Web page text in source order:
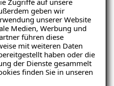
Zugriffe auf unsere
geben wir
unserer Website
Medien, Werbung und
führen diese
mit weiteren Daten
haben oder die
der Dienste gesammelt
finden Sie in unseren
an, welche sowohl auf
im Vertrieb, als auch
Persönlichkeit
es neben den vielen
aber auch noch